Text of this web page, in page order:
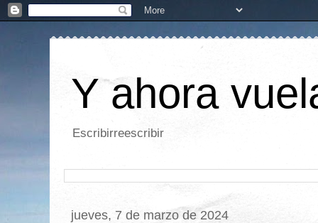
Y ahora
Escribirreescribir
jueves, 7 de marzo de 2024